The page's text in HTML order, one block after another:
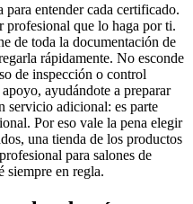
entender cada certificado.
profesional que lo haga por ti.
de toda la documentación de
rápidamente. No esconde
de inspección o control
ayudándote a preparar
servicio adicional: es parte
Por eso vale la pena elegir
una tienda de los productos
para salones de
siempre en regla.